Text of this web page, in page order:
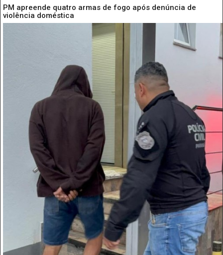
PM apreende quatro armas de fogo após denúncia de
violência doméstica